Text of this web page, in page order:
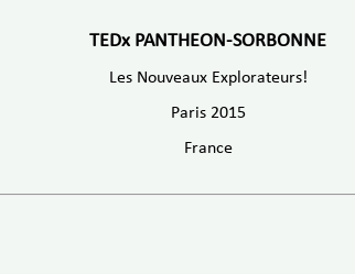
TEDx PANTHEON-SORBONNE
Les Nouveaux Explorateurs!
Paris 2015
France